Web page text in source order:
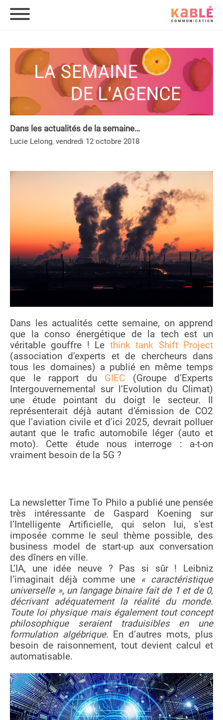
Dans les actualités de la semaine…
Lucie Lelong, vendredi 12 octobre 2018
Dans les actualités cette semaine, on apprend
que la conso énergétique de la tech est un
véritable gouffre ! Le think tank Shift Project
(association d’experts et de chercheurs dans
tous les domaines) a publié en même temps
que le rapport du GIEC (Groupe d’Experts
Intergouvernemental sur l’Evolution du Climat)
une étude pointant du doigt le secteur. Il
représenterait déjà autant d’émission de CO2
que l’aviation civile et d’ici 2025, devrait polluer
autant que le trafic automobile léger (auto et
moto). Cette étude nous interroge : a-t-on
vraiment besoin de la 5G ?
La newsletter Time To Philo a publié une pensée
très intéressante de Gaspard Koening sur
l’Intelligente Artificielle, qui selon lui, s’est
imposée comme le seul thème possible, des
business model de start-up aux conversation
des dîners en ville.
L’IA, une idée neuve ? Pas si sûr ! Leibniz
l’imaginait déjà comme une « caractéristique
universelle », un langage binaire fait de 1 et de 0,
décrivant adéquatement la réalité du monde.
Toute loi physique mais également tout concept
philosophique seraient traduisibles en une
formulation algébrique. En d’autres mots, plus
besoin de raisonnement, tout devient calcul et
automatisable.